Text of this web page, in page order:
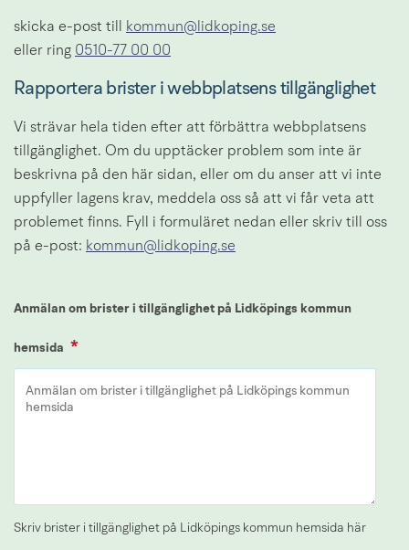
skicka e-post till
kommun@lidkoping.se
eller ring 0510-77 00 00
Rapportera brister i webbplatsens tillgänglighet
Vi strävar hela tiden efter att förbättra webbplatsens
tillgänglighet. Om du upptäcker problem som inte är
beskrivna på den här sidan, eller om du anser att vi inte
uppfyller lagens krav, meddela oss så att vi får veta att
problemet finns. Fyll i formuläret nedan eller skriv till oss
på e-post: kommun@lidkoping.se
Anmälan om brister i tillgänglighet på Lidköpings kommun
hemsida *(obligatorisk)
Skriv brister i tillgänglighet på Lidköpings kommun hemsida här